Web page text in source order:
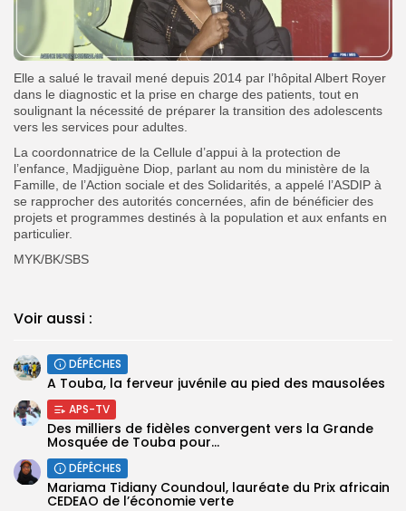
Elle a salué le travail mené depuis 2014 par l’hôpital Albert Royer
dans le diagnostic et la prise en charge des patients, tout en
soulignant la nécessité de préparer la transition des adolescents
vers les services pour adultes.
La coordonnatrice de la Cellule d’appui à la protection de
l’enfance, Madjiguène Diop, parlant au nom du ministère de la
Famille, de l’Action sociale et des Solidarités, a appelé l’ASDIP à
se rapprocher des autorités concernées, afin de bénéficier des
projets et programmes destinés à la population et aux enfants en
particulier.
MYK/BK/SBS
Voir aussi :
DÉPÊCHES
A Touba, la ferveur juvénile au pied des mausolées
APS-TV
Des milliers de fidèles convergent vers la Grande
Mosquée de Touba pour...
DÉPÊCHES
Mariama Tidiany Coundoul, lauréate du Prix africain
CEDEAO de l’économie verte